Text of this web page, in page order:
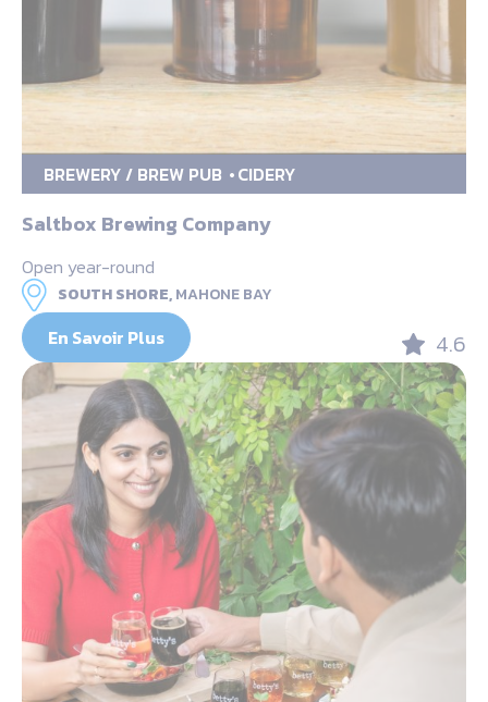
BREWERY / BREW PUB CIDERY
Saltbox Brewing Company
Open year-round
SOUTH SHORE,MAHONE BAY
En Savoir Plus 4.6